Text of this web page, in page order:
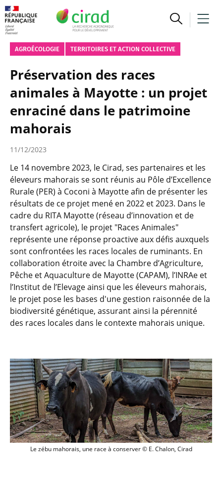
AGROÉCOLOGIE TERRITOIRES ET ACTION COLLECTIVE
Préservation des races
animales à Mayotte : un projet
enraciné dans le patrimoine
mahorais
11/12/2023
Le 14 novembre 2023, le Cirad, ses partenaires et les
éleveurs mahorais se sont réunis au Pôle d’Excellence
Rurale (PER) à Coconi à Mayotte afin de présenter les
résultats de ce projet mené en 2022 et 2023. Dans le
cadre du RITA Mayotte (réseau d’innovation et de
transfert agricole), le projet "Races Animales"
représente une réponse proactive aux défis auxquels
sont confrontées les races locales de ruminants. En
collaboration étroite avec la Chambre d’Agriculture,
Pêche et Aquaculture de Mayotte (CAPAM), l’INRAe et
l’Institut de l’Elevage ainsi que les éleveurs mahorais,
le projet pose les bases d'une gestion raisonnée de la
biodiversité génétique, assurant ainsi la pérennité
des races locales dans le contexte mahorais unique.
Le zébu mahorais, une race à conserver © E. Chalon, Cirad